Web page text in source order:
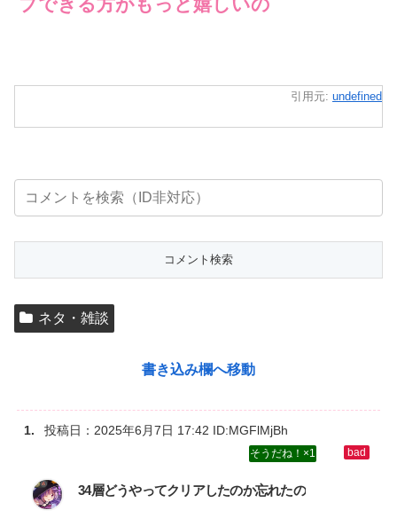
引用元: undefined
ネタ・雑談
書き込み欄へ移動
投稿日： 2025年6月7日 17:42 ID:MGFlMjBh
1
34層どうやってクリアしたのか忘れたの